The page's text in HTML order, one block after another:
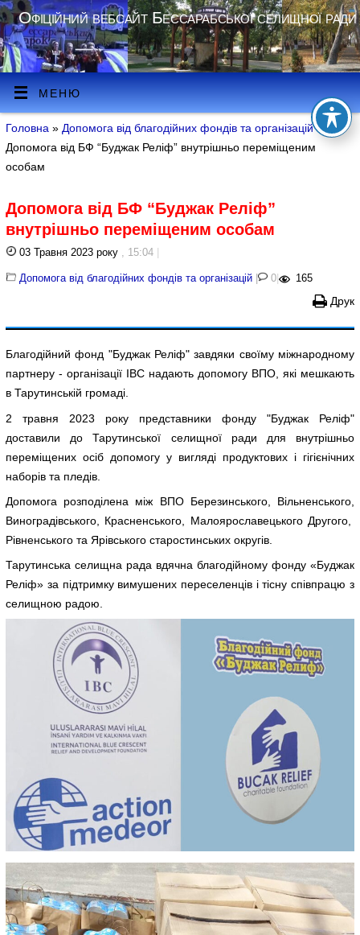
Офіційний вебсайт Бессарабської селищної ради
МЕНЮ
Головна » Допомога від благодійних фондів та організацій»
Допомога від БФ “Буджак Реліф” внутрішньо переміщеним
особам
Допомога від БФ “Буджак Реліф”
внутрішньо переміщеним особам
03 Травня 2023 року , 15:04
Допомога від благодійних фондів та організацій | 0 | 165
Друк
Благодійний фонд "Буджак Реліф" завдяки своїму міжнародному
партнеру - організації IBC надають допомогу ВПО, які мешкають
в Тарутинській громаді.
2 травня 2023 року представники фонду "Буджак Реліф"
доставили до Тарутинської селищної ради для внутрішньо
переміщених осіб допомогу у вигляді продуктових і гігієнічних
наборів та пледів.
Допомога розподілена між ВПО Березинського, Вільненського,
Виноградівського, Красненського, Малоярославецького Другого,
Рівненського та Ярівського старостинських округів.
Тарутинська селищна рада вдячна благодійному фонду «Буджак
Реліф» за підтримку вимушених переселенців і тісну співпрацю з
селищною радою.